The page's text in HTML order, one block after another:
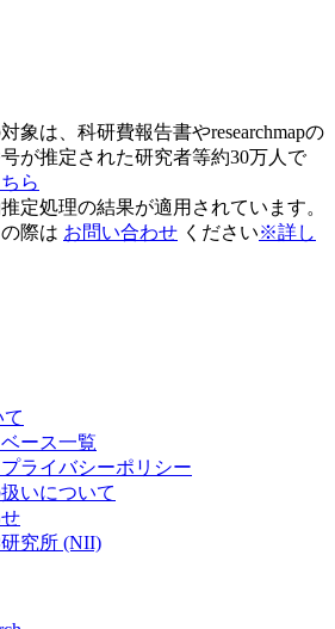
象は、科研費報告書やresearchmapの
が推定された研究者等約30万人で
ら
定処理の結果が適用されています。
際は お問い合わせ ください※詳し
ース一覧
ライバシーポリシー
いについて
究所 (NII)